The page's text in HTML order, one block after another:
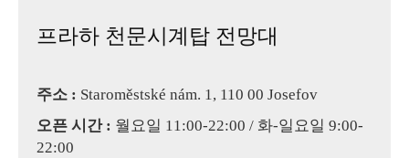
프라하 천문시계탑 전망대
주소 : Staroměstské nám. 1, 110 00 Josefov
오픈 시간 : 월요일 11:00-22:00 / 화-일요일 9:00-
22:00